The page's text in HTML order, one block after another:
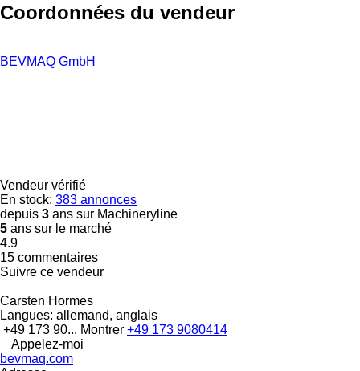
Coordonnées du vendeur
BEVMAQ GmbH
Vendeur vérifié
En stock: 383 annonces
depuis 3 ans sur Machineryline
5 ans sur le marché
4.9
15 commentaires
Suivre ce vendeur
Carsten Hormes
Langues: allemand, anglais
+49 173 90... Montrer +49 173 9080414
Appelez-moi
bevmaq.com